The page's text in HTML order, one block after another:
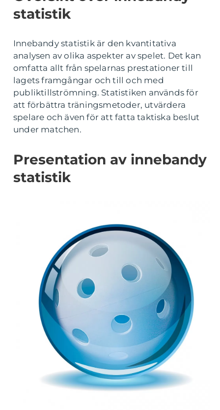
statistik
Innebandy statistik är den kvantitativa
analysen av olika aspekter av spelet. Det kan
omfatta allt från spelarnas prestationer till
lagets framgångar och till och med
publiktillströmning. Statistiken används för
att förbättra träningsmetoder, utvärdera
spelare och även för att fatta taktiska beslut
under matchen.
Presentation av innebandy
statistik